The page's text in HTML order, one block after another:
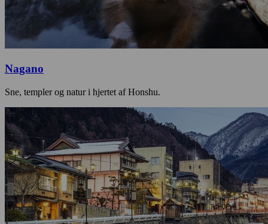
Nagano
Sne, templer og natur i hjertet af Honshu.